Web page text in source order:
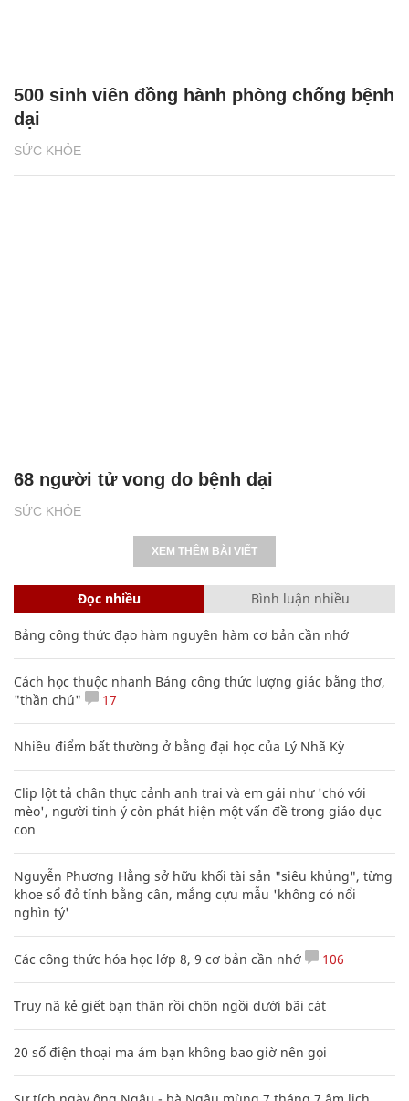
SỨC KHỎE
500 sinh viên đồng hành phòng chống bệnh
dại
SỨC KHỎE
68 người tử vong do bệnh dại
XEM THÊM BÀI VIẾT
Đọc nhiều Bình luận nhiều
Bảng công thức đạo hàm nguyên hàm cơ bản cần nhớ
Cách học thuộc nhanh Bảng công thức lượng giác bằng thơ,
"thần chú"
17
Nhiều điểm bất thường ở bằng đại học của Lý Nhã Kỳ
Clip lột tả chân thực cảnh anh trai và em gái như 'chó với
mèo', người tinh ý còn phát hiện một vấn đề trong giáo dục
con
Nguyễn Phương Hằng sở hữu khối tài sản "siêu khủng", từng
khoe sổ đỏ tính bằng cân, mắng cựu mẫu 'không có nổi
nghìn tỷ'
Các công thức hóa học lớp 8, 9 cơ bản cần nhớ 106
Truy nã kẻ giết bạn thân rồi chôn ngồi dưới bãi cát
20 số điện thoại ma ám bạn không bao giờ nên gọi